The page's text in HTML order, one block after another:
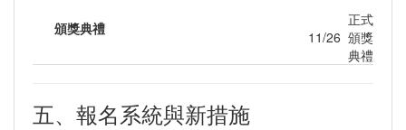
頒獎典禮 11/26
正式
頒獎
典禮
五、報名系統與新措施